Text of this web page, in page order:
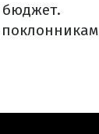
поклонникам